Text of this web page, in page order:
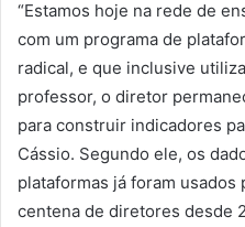
“Estamos hoje na rede de
com um programa de
radical, e que inclusive
professor, o diretor
para construir indicadores
Cássio. Segundo ele, os
plataformas já foram usados
centena de diretores desde